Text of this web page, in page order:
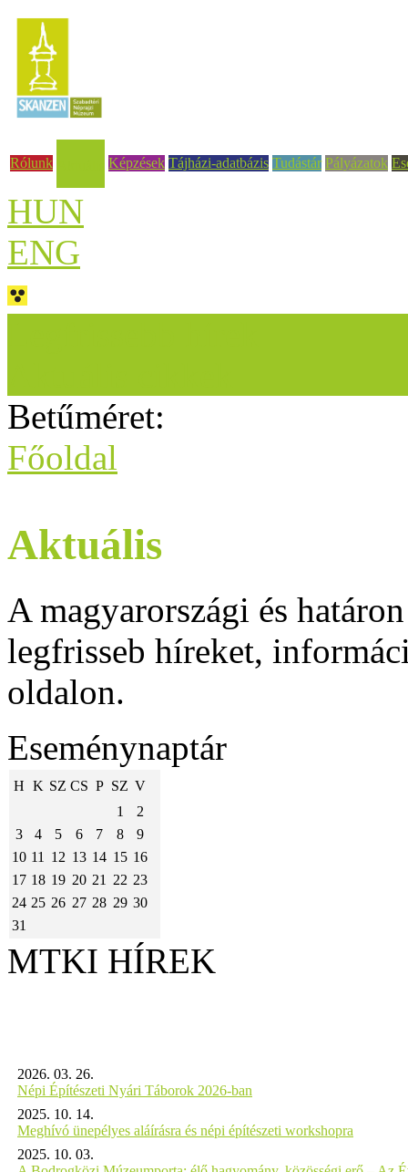
Rólunk Képzések Tájházi-adatbázis Tudástár Pályázatok
HUN
ENG
Betűméret:
Főoldal
Aktuális
A magyarországi és
legfrisseb híreket,
oldalon.
Eseménynaptár
H K SZ CS P SZ V
1
2
3
4 5 6 7 8
9
10 11 12 13 14 15 16
17 18 19 20 21 22 23
24 25 26 27 28 29 30
31
MTKI HÍREK
2026. 03. 26.
Népi Építészeti Nyári Táborok 2026-ban
2025. 10. 14.
Meghívó ünepélyes aláírásra és népi építészeti workshopra
2025. 10. 03.